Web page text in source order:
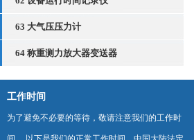
63 大气压压力计
64 称重测力放大器变送器
工作时间
为了避免不必要的等待，敬请注意我们的工作时